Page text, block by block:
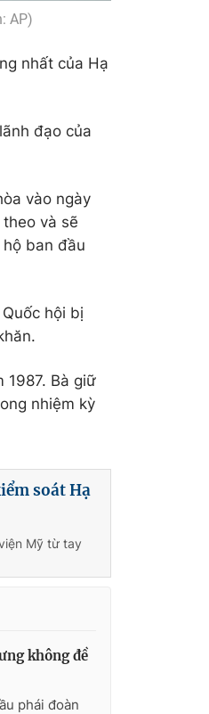
AP)
nhất của Hạ
đạo của
vào ngày
và sẽ
ban đầu
hội bị
1987. Bà giữ
nhiệm kỳ
soát Hạ
Mỹ từ tay
không đề
phái đoàn